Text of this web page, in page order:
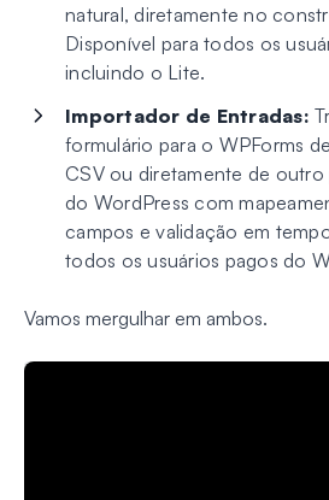
natural, diretamente no
Disponível para todos os
incluindo o Lite.
Importador de Entradas:
formulário para o WPForms
CSV ou diretamente de
do WordPress com
campos e validação em
todos os usuários pagos do
Vamos mergulhar em ambos.